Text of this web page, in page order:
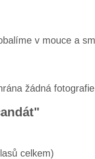
v mouce a
žádná
celkem)